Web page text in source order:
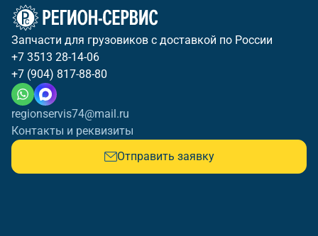
Запчасти для грузовиков с доставкой по России
+7 3513 28-14-06
+7 (904) 817-88-80
regionservis74@mail.ru
Контакты и реквизиты
Отправить заявку